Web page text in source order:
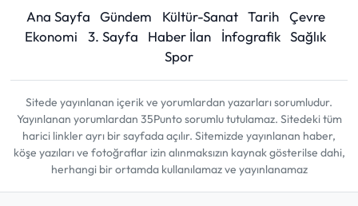
Ana Sayfa Gündem Kültür-Sanat Tarih
Çevre
Ekonomi
3. Sayfa Haber İlan İnfografik Sağlık
Spor
Sitede yayınlanan içerik ve yorumlardan yazarları sorumludur.
Yayınlanan yorumlardan 35Punto sorumlu tutulamaz. Sitedeki tüm
harici linkler ayrı bir sayfada açılır. Sitemizde yayınlanan haber,
köşe yazıları ve fotoğraflar izin alınmaksızın kaynak gösterilse dahi,
herhangi bir ortamda kullanılamaz ve yayınlanamaz